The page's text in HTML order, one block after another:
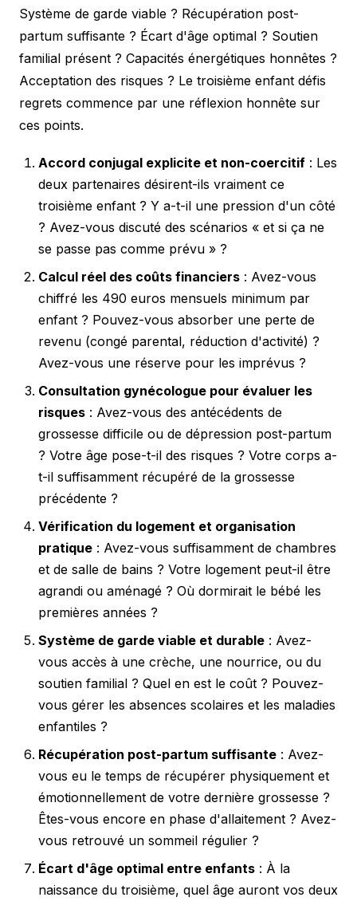
Système de garde viable ? Récupération post-
partum suffisante ? Écart d'âge optimal ? Soutien
familial présent ? Capacités énergétiques honnêtes ?
Acceptation des risques ? Le troisième enfant défis
regrets commence par une réflexion honnête sur
ces points.
Accord conjugal explicite et non-coercitif : Les
deux partenaires désirent-ils vraiment ce
troisième enfant ? Y a-t-il une pression d'un côté
? Avez-vous discuté des scénarios « et si ça ne
se passe pas comme prévu » ?
Calcul réel des coûts financiers : Avez-vous
chiffré les 490 euros mensuels minimum par
enfant ? Pouvez-vous absorber une perte de
revenu (congé parental, réduction d'activité) ?
Avez-vous une réserve pour les imprévus ?
Consultation gynécologue pour évaluer les
risques : Avez-vous des antécédents de
grossesse difficile ou de dépression post-partum
? Votre âge pose-t-il des risques ? Votre corps a-
t-il suffisamment récupéré de la grossesse
précédente ?
Vérification du logement et organisation
pratique : Avez-vous suffisamment de chambres
et de salle de bains ? Votre logement peut-il être
agrandi ou aménagé ? Où dormirait le bébé les
premières années ?
Système de garde viable et durable : Avez-
vous accès à une crèche, une nourrice, ou du
soutien familial ? Quel en est le coût ? Pouvez-
vous gérer les absences scolaires et les maladies
enfantiles ?
Récupération post-partum suffisante : Avez-
vous eu le temps de récupérer physiquement et
émotionnellement de votre dernière grossesse ?
Êtes-vous encore en phase d'allaitement ? Avez-
vous retrouvé un sommeil régulier ?
Écart d'âge optimal entre enfants : À la
naissance du troisième, quel âge auront vos deux